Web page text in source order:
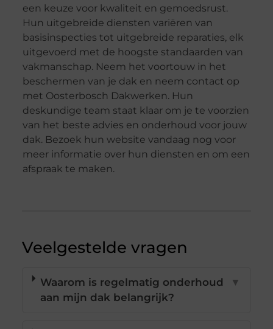
een keuze voor kwaliteit en gemoedsrust.
Hun uitgebreide diensten variëren van
basisinspecties tot uitgebreide reparaties, elk
uitgevoerd met de hoogste standaarden van
vakmanschap. Neem het voortouw in het
beschermen van je dak en neem contact op
met Oosterbosch Dakwerken. Hun
deskundige team staat klaar om je te voorzien
van het beste advies en onderhoud voor jouw
dak. Bezoek hun website vandaag nog voor
meer informatie over hun diensten en om een
afspraak te maken.
Veelgestelde vragen
Waarom is regelmatig onderhoud
aan mijn dak belangrijk?
▼